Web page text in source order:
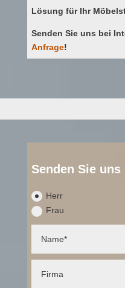
Lösung für Ihr
Senden Sie uns bei
Anfrage!
Senden Sie
Herr
Frau